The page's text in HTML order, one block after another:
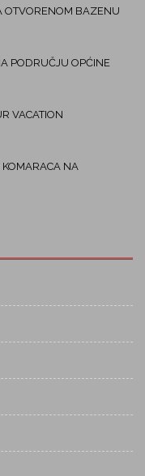
OTVORENOM BAZENU
PODRUČJU OPĆINE
VACATION
NA